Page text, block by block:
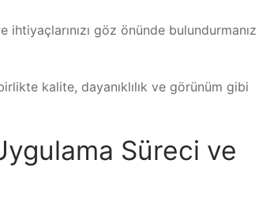
göz önünde bulundurmanız
kalite, dayanıklılık ve görünüm gibi
Süreci ve